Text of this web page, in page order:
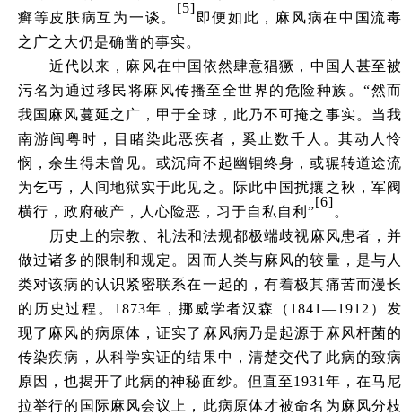
癣等皮肤病互为一谈。
[5]
即便如此，麻风病在中国流毒
之广之大仍是确凿的事实。
近代以来，麻风在中国依然肆意猖獗，中国人甚至被
污名为通过移民将麻风传播至全世界的危险种族。 “然而
我国麻风蔓延之广，甲于全球，此乃不可掩之事实。当我
南游闽粤时，目睹染此恶疾者，奚止数千人。其动人怜
悯，余生得未曾见。或沉疴不起幽锢终身，或辗转道途流
为乞丐，人间地狱实于此见之。际此中国扰攘之秋，军阀
横行，政府破产，人心险恶，习于自私自利”
[6]
。
历史上的宗教、礼法和法规都极端歧视麻风患者，并
做过诸多的限制和规定。因而人类与麻风的较量，是与人
类对该病的认识紧密联系在一起的，有着极其痛苦而漫长
的历史过程。 1873年，挪威学者汉森（1841—1912）发
现了麻风的病原体，证实了麻风病乃是起源于麻风杆菌的
传染疾病，从科学实证的结果中，清楚交代了此病的致病
原因，也揭开了此病的神秘面纱。但直至1931年，在马尼
拉举行的国际麻风会议上，此病原体才被命名为麻风分枝